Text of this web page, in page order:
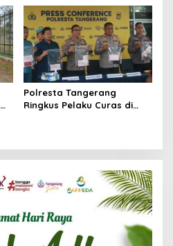
Polresta Tangerang
Ringkus Pelaku Curas di